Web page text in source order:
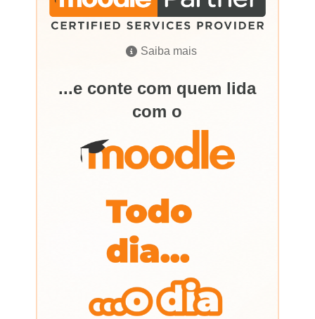
Saiba mais
...e conte com quem lida
com o